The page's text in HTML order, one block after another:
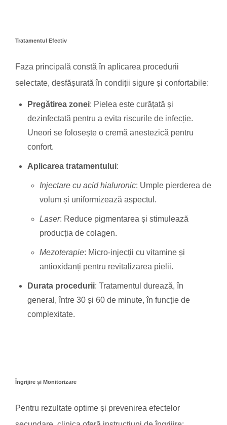
Tratamentul Efectiv
Faza principală constă în aplicarea procedurii
selectate, desfășurată în condiții sigure și confortabile:
Pregătirea zonei: Pielea este curățată și
dezinfectată pentru a evita riscurile de infecție.
Uneori se folosește o cremă anestezică pentru
confort.
Aplicarea tratamentului:
Injectare cu acid hialuronic: Umple pierderea de
volum și uniformizează aspectul.
Laser: Reduce pigmentarea și stimulează
producția de colagen.
Mezoterapie: Micro-injecții cu vitamine și
antioxidanți pentru revitalizarea pielii.
Durata procedurii: Tratamentul durează, în
general, între 30 și 60 de minute, în funcție de
complexitate.
Îngrijire și Monitorizare
Pentru rezultate optime și prevenirea efectelor